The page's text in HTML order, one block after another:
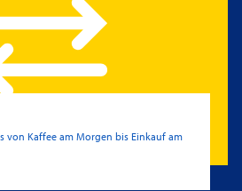
von Kaffee am Morgen bis Einkauf am